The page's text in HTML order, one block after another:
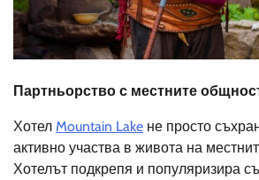
Партньорство с местните
Хотел Mountain Lake не просто
активно участва в живота на
Хотелът подкрепя и популяризира